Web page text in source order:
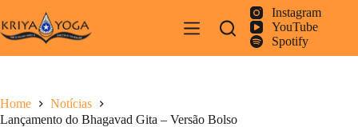
para
o
Instagram
YouTube
Spotify
Home
Notícias
Lançamento do Bhagavad Gita – Versão Bolso